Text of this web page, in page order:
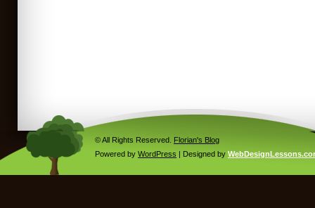
© All Rights Reserved. Florian's Blog
Powered by WordPress | Designed by